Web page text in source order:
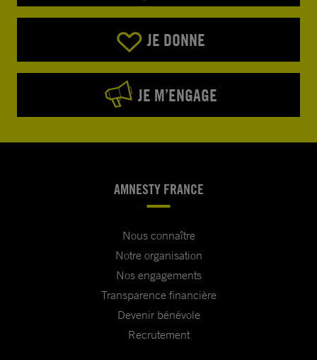
JE DONNE
JE M’ENGAGE
AMNESTY FRANCE
Nous connaître
Notre organisation
Nos engagements
Transparence financière
Devenir bénévole
Recrutement